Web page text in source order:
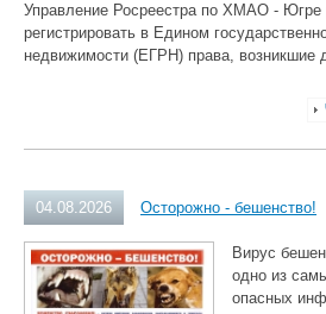
Управление Росреестра по ХМАО - Югре
регистрировать в Едином
недвижимости (ЕГРН) права, возникшие
04.08.2026 Осторожно - бешенство!
Вирус
одно из
опасных